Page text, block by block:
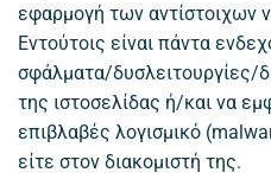
εφαρμογή των αντίστοιχων
Εντούτοις είναι πάντα
σφάλματα/δυσλειτουργίες/
της ιστοσελίδας ή/και να
επιβλαβές λογισμικό
είτε στον διακομιστή της.